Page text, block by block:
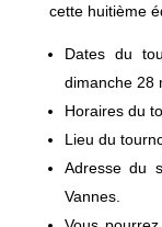
cette huitième
Dates du
dimanche 28
Horaires du
Lieu du
Adresse du
Vannes.